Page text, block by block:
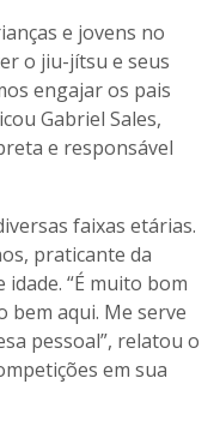
e jovens no
o jiu-jítsu e seus
engajar os pais
Gabriel Sales,
e responsável
faixas etárias.
praticante da
idade. “É muito bom
bem aqui. Me serve
pessoal”, relatou o
em sua